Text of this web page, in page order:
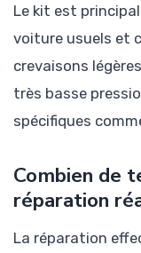
Le kit est
voiture usuels et
crevaisons
très basse
spécifiques
Combien de
réparation
La réparation